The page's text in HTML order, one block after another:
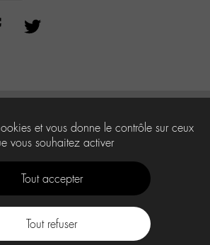
et vous donne le contrôle sur ceux
vous souhaitez activer
Tout accepter
Tout refuser